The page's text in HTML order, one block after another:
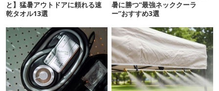
と】猛暑アウトドアに頼れる速
乾タオル13選
暑に勝つ“最強ネッククーラ
ー”おすすめ3選